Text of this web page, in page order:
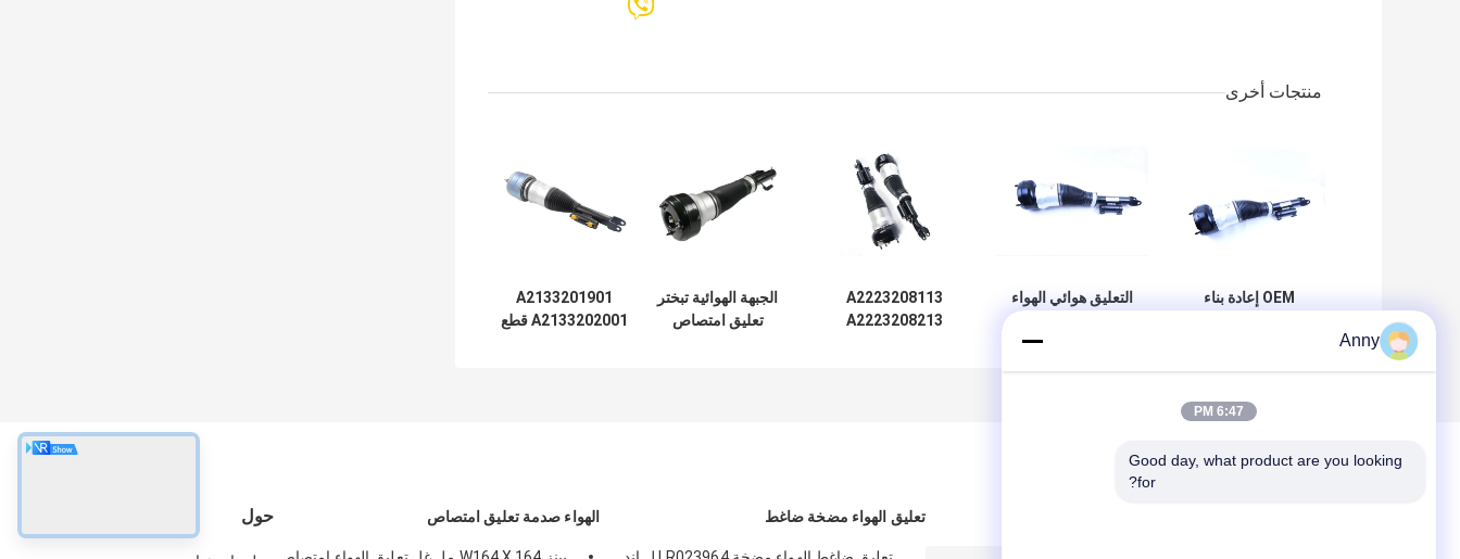
منتجات أخرى
OEM إعادة بناء
A2223207413
التعليق هوائي الهواء
A2223208113
A2223208213
الجبهة الهوائية تبختر
تعليق امتصاص
A2133201901
A2133202001 قطع
حول الهواء صدمة تعليق امتصاص تعليق الهواء مضخة ضاغط
Anny
6:47 PM
Good day, what product are you looking
for?